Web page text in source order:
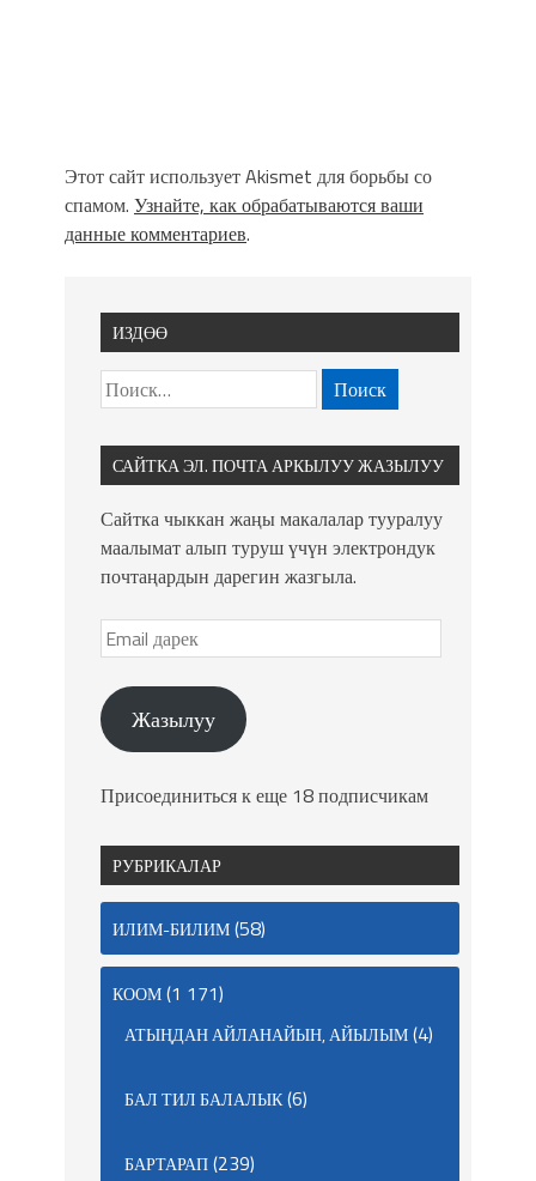
Этот сайт использует Akismet для борьбы со
спамом. Узнайте, как обрабатываются ваши
данные комментариев.
ИЗДӨӨ
САЙТКА ЭЛ. ПОЧТА АРКЫЛУУ ЖАЗЫЛУУ
Сайтка чыккан жаңы макалалар тууралуу
маалымат алып туруш үчүн электрондук
почтаңардын дарегин жазгыла.
Жазылуу
Присоединиться к еще 18 подписчикам
РУБРИКАЛАР
ИЛИМ-БИЛИМ(58)
КООМ(1 171)
АТЫҢДАН АЙЛАНАЙЫН, АЙЫЛЫМ(4)
БАЛ ТИЛ БАЛАЛЫК(6)
БАРТАРАП(239)